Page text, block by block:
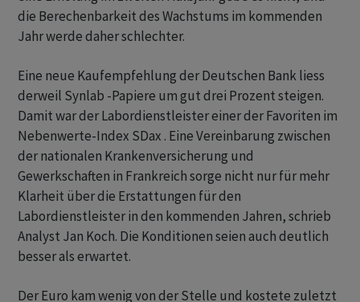
die Berechenbarkeit des Wachstums im kommenden
Jahr werde daher schlechter.
Eine neue Kaufempfehlung der Deutschen Bank liess
derweil Synlab -Papiere um gut drei Prozent steigen.
Damit war der Labordienstleister einer der Favoriten im
Nebenwerte-Index SDax . Eine Vereinbarung zwischen
der nationalen Krankenversicherung und
Gewerkschaften in Frankreich sorge nicht nur für mehr
Klarheit über die Erstattungen für den
Labordienstleister in den kommenden Jahren, schrieb
Analyst Jan Koch. Die Konditionen seien auch deutlich
besser als erwartet.
Der Euro kam wenig von der Stelle und kostete zuletzt